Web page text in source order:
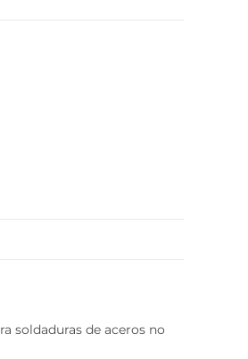
soldaduras de aceros no